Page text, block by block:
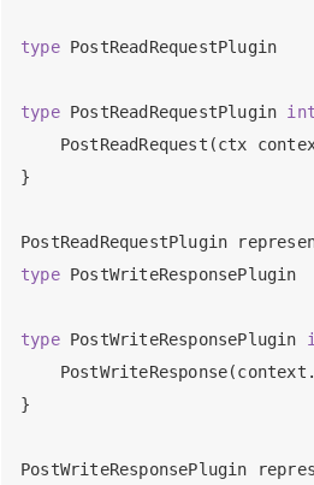
type PostReadRequestPlugin
type PostReadRequestPlugin
PostReadRequest(ctx
}
type PostWriteResponsePlugin
type PostWriteResponsePlugin
}